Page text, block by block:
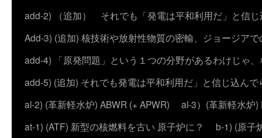
add-2) （追加） それでも「発電は平和利用だ」と信
Add-3) (追加) 核技術や放射性物質の密輸、ジョージアで
add-4) 「原発問題」という１つの分野があるわけじゃ
add-5) (追加) それでも発電は平和利用だ」と信じ込ん
al-2) (革新軽水炉) ABWR (+ APWR)
al-3）(革新軽水炉)
at-1) (ATF) 新型の核燃料を古い 原子炉に？
b-1) (原子